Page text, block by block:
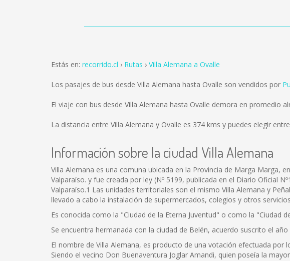
Estás en: recorrido.cl Rutas Villa Alemana a Ovalle
Los pasajes de bus desde Villa Alemana hasta Ovalle son vendidos por
El viaje con bus desde Villa Alemana hasta Ovalle demora en promedio
La distancia entre Villa Alemana y Ovalle es 374 kms y puedes elegir
Información sobre la ciudad Villa Alemana
Villa Alemana es una comuna ubicada en la Provincia de Marga Marga,
Valparaíso. y fue creada por ley (Nº 5199, publicada en el Diario Oficial
Valparaíso.1 Las unidades territoriales son el mismo Villa Alemana y
llevado a cabo la instalación de supermercados, colegios y otros
Es conocida como la "Ciudad de la Eterna Juventud" o como la "Ciudad
Se encuentra hermanada con la ciudad de Belén, acuerdo suscrito el año
El nombre de Villa Alemana, es producto de una votación efectuada
Siendo el vecino Don Buenaventura Joglar Amandi, quien poseía la